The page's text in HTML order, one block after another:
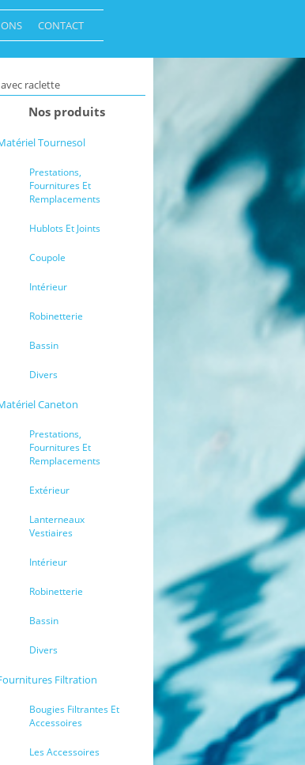
CONTACT
raclette
Nos produits
Tournesol
Prestations,
Fournitures Et
Remplacements
Hublots Et Joints
Coupole
Intérieur
Robinetterie
Bassin
Divers
Caneton
Prestations,
Fournitures Et
Remplacements
Extérieur
Lanterneaux
Vestiaires
Intérieur
Robinetterie
Bassin
Divers
Filtration
Bougies Filtrantes Et
Accessoires
Les Accessoires